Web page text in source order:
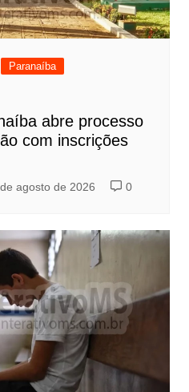
Paranaíba
abre processo
com inscrições
agosto de 2026 0